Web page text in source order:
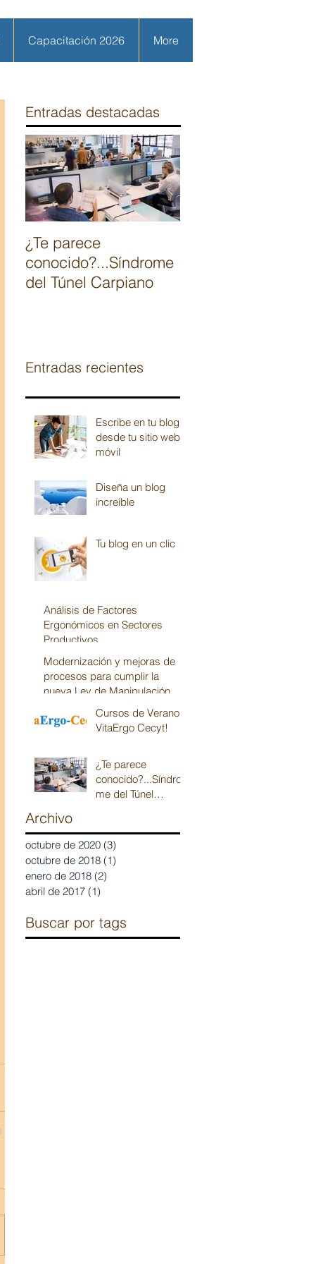
Capacitación 2026 More
Entradas destacadas
¿Te parece
conocido?...Síndrome
del Túnel Carpiano
Entradas recientes
Escribe en tu blog
desde tu sitio web o
móvil
Diseña un blog
increíble
Tu blog en un clic
Análisis de Factores
Ergonómicos en Sectores
Productivos
Modernización y mejoras de
procesos para cumplir la
nueva Ley de Manipulación
Cursos de Verano
VitaErgo Cecyt!
¿Te parece
conocido?...Síndro
me del Túnel
Archivo
octubre de 2020 (3)
octubre de 2018 (1)
enero de 2018 (2)
abril de 2017 (1)
Buscar por tags